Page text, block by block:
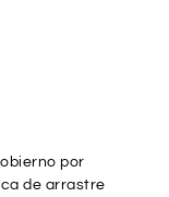
por
de arrastre